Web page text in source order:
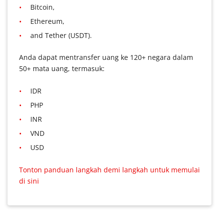
Bitcoin,
Ethereum,
and Tether (USDT).
Anda dapat mentransfer uang ke 120+ negara dalam
50+ mata uang, termasuk:
IDR
PHP
INR
VND
USD
Tonton panduan langkah demi langkah untuk memulai
di sini